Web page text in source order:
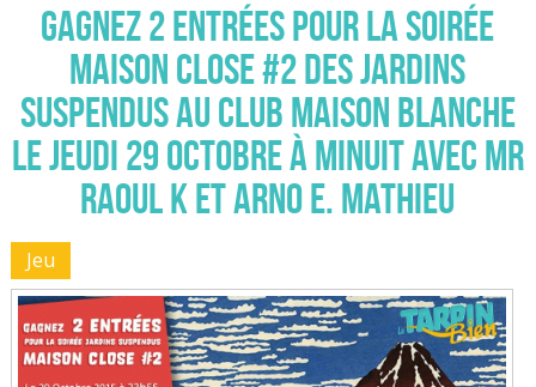
Gagnez 2 entrées pour la soirée
MAISON CLOSE #2 des Jardins
Suspendus au club Maison Blanche
le jeudi 29 octobre à minuit avec Mr
Raoul K et Arno E. Mathieu
Jeu